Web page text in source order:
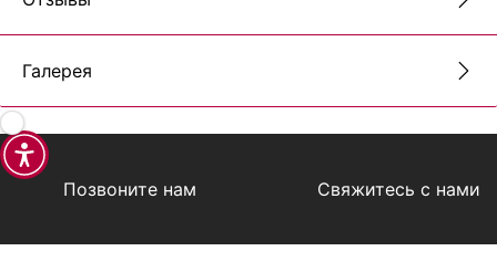
Галерея
Позвоните нам Свяжитесь с нами